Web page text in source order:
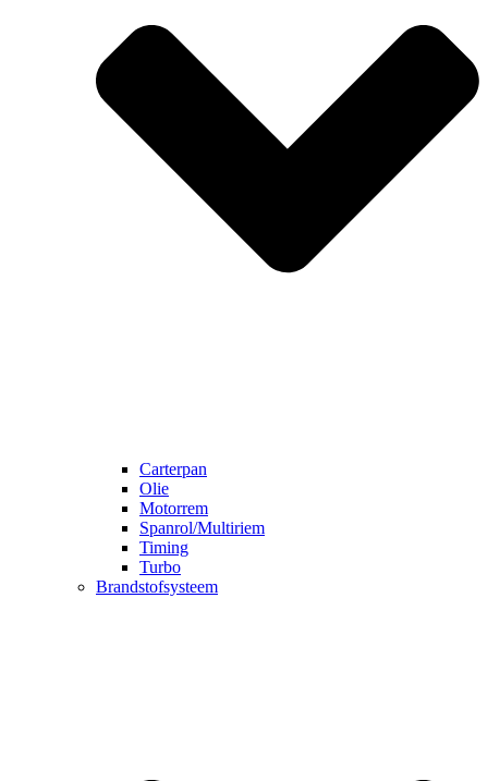
Carterpan
Olie
Motorrem
Spanrol/Multiriem
Timing
Turbo
Brandstofsysteem